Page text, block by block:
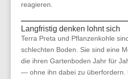
reagieren.
Langfristig denken lohnt sich
Terra Preta und Pflanzenkohle
schlechten Boden. Sie sind eine
die ihren Gartenboden Jahr für
— ohne ihn dabei zu überfordern.